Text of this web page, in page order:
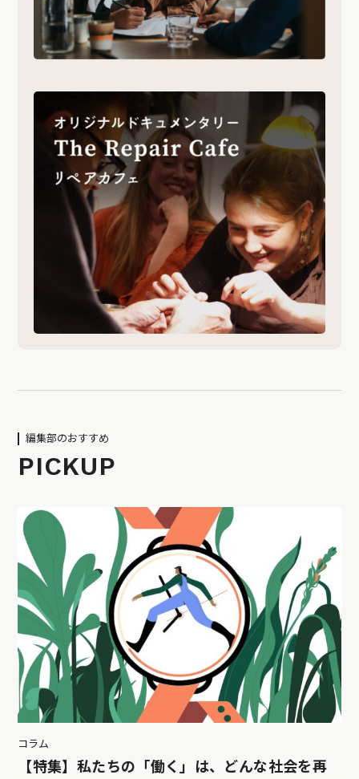
編集部のおすすめ
PICKUP
コラム
【特集】私たちの「働く」は、どんな社会を再